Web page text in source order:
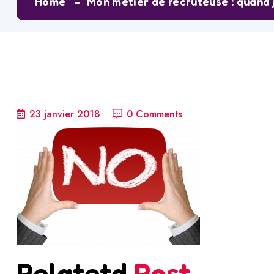
23 janvier 2018 0 Comments